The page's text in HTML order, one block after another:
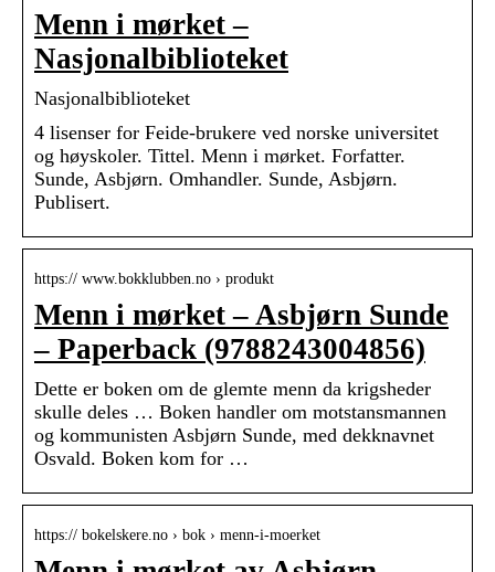
Menn i mørket –
Nasjonalbiblioteket
Nasjonalbiblioteket
4 lisenser for Feide-brukere ved norske universitet
og høyskoler. Tittel. Menn i mørket. Forfatter.
Sunde, Asbjørn. Omhandler. Sunde, Asbjørn.
Publisert.
https:// www.bokklubben.no › produkt
Menn i mørket – Asbjørn Sunde
– Paperback (9788243004856)
Dette er boken om de glemte menn da krigsheder
skulle deles … Boken handler om motstansmannen
og kommunisten Asbjørn Sunde, med dekknavnet
Osvald. Boken kom for …
https:// bokelskere.no › bok › menn-i-moerket